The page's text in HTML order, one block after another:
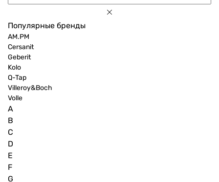
Популярные бренды
AM.PM
Cersanit
Geberit
Kolo
Q-Tap
Villeroy&Boch
Volle
A
B
C
D
E
F
G